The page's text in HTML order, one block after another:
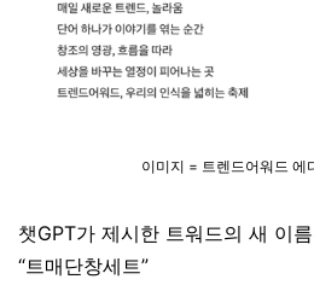
이미지 = 트렌드어워드 에
챗GPT가 제시한 트워드의 새 이
“트매단창세트”